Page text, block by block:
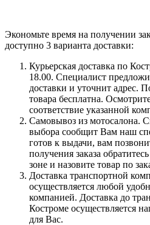
Экономьте время на получении
доступно 3 варианта доставки:
Курьерская доставка по
18.00. Специалист
доставки и уточнит адрес.
товара бесплатна.
соответствие указанной
Самовывоз из мотосалона.
выбора сообщит Вам наш
готов к выдачи, вам
получения заказа
зоне и назовите товар по
Доставка транспортной
осуществляется любой
компанией. Доставка до
Костроме осуществляется
для Вас.